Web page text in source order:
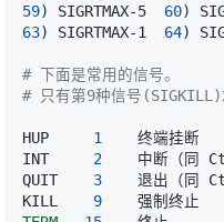
59) SIGRTMAX-5 60)
63) SIGRTMAX-1 64)
# 下面是常用的信号。
# 只有第9种信号(SIGKILL)
HUP 1
INT 2
QUIT 3
退出（同
KILL 9